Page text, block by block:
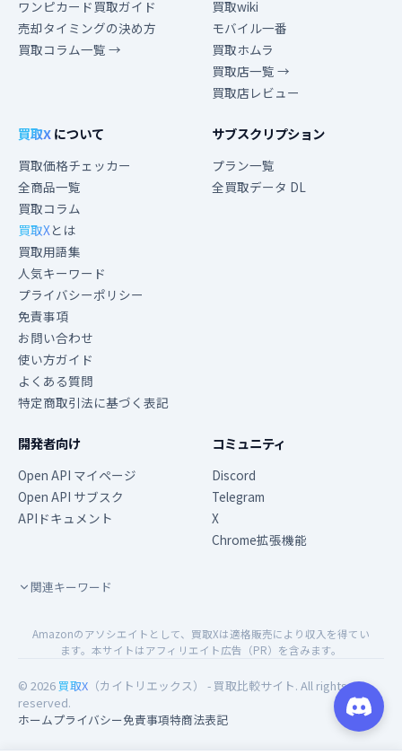
ワンピカード買取ガイド
売却タイミングの決め方
買取コラム一覧 →
買取wiki
モバイル一番
買取ホムラ
買取店一覧 →
買取店レビュー
買取Xについて
買取価格チェッカー
全商品一覧
買取コラム
買取Xとは
買取用語集
人気キーワード
プライバシーポリシー
免責事項
お問い合わせ
使い方ガイド
よくある質問
特定商取引法に基づく表記
サブスクリプション
プラン一覧
全買取データ DL
開発者向け
Open API マイページ
Open API サブスク
APIドキュメント
コミュニティ
Discord
Telegram
X
Chrome拡張機能
関連キーワード
Amazonのアソシエイトとして、買取Xは適格販売により収入を得てい
ます。本サイトはアフィリエイト広告（PR）を含みます。
© 2026 買取X （カイトリエックス） - 買取比較サイト. All rights
reserved.
ホームプライバシー免責事項特商法表記